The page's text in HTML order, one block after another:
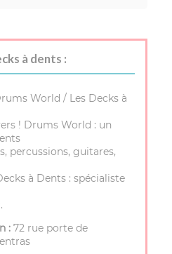
à dents :
World / Les Decks à
! Drums World : un
percussions, guitares,
à Dents : spécialiste
: 72 rue porte de